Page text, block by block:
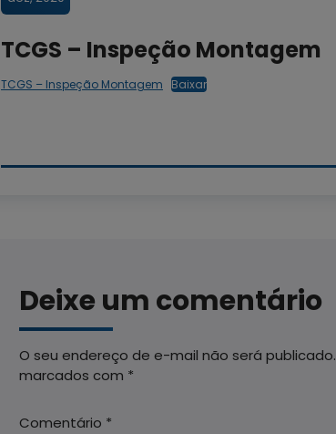
TCGS – Inspeção Montagem
TCGS – Inspeção Montagem Baixar
Deixe um comentário
O seu endereço de e-mail não será publicado.
marcados com *
Comentário *